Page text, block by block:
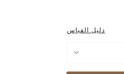
دليل القياس